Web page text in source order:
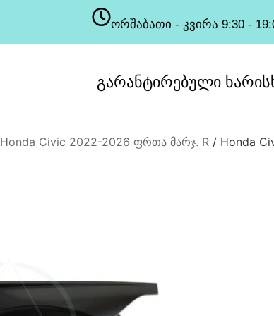
ორშაბათი - კვირა 9:30 -
გარანტირებული
Honda Civic 2022-2026 ფრთა მარჯ. R / Honda